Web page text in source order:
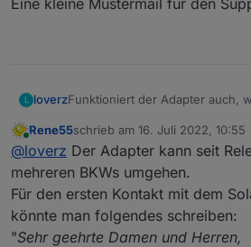
Eine kleine Mustermail für den
L loverzFunktioniert der Adapter auch,
Microwechselrichter hat.
Bei mir wären es:
1 Balkonkraftwerk mit 1x MI600
1 Balkonkraftwerk mit 2x MI300
könnte diese Konstellation
Habt ihr den Support
angeschrieben oder?
Brauchen die lediglich die
Wechselrichter um die Daten zu
Eine kleine Mustermail für den
Online
Rene55schrieb am 16. Juli 2022, 10:55
zuletzt editiert von
@loverz Der Adapter kann seit
mehreren BKWs umgehen.
Für den ersten Kontakt mit dem
könnte man folgendes schreiben:
"Sehr geehrte Damen und Herren,